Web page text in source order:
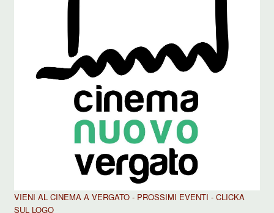
VIENI AL CINEMA A VERGATO - PROSSIMI EVENTI - CLICKA
SUL LOGO